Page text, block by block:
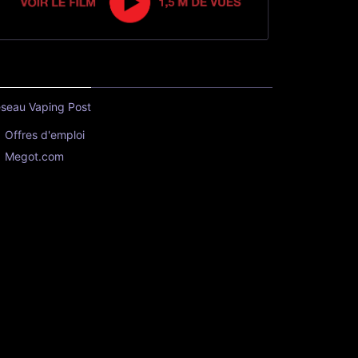
Vaping Post
Offres d'emploi
Megot.com